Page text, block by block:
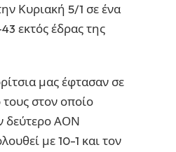
Κυριακή 5/1 σε ένα
εκτός έδρας της
μας έφτασαν σε
στον οποίο
δεύτερο ΑΟΝ
με 10-1 και τον